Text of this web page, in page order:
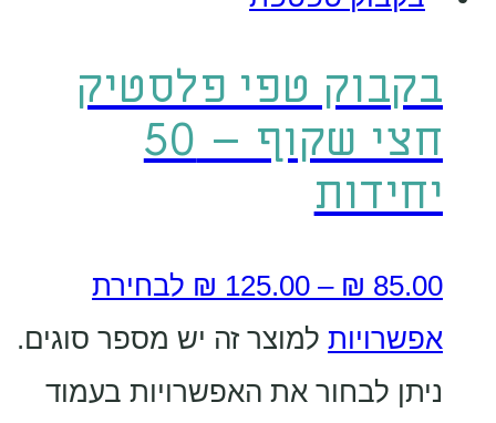
בקבוק טפי פלסטיק
חצי שקוף – 50
יחידות
₪ 85.00
–
₪ 125.00
לבחירת
אפשרויות למוצר זה יש מספר סוגים.
ניתן לבחור את האפשרויות בעמוד